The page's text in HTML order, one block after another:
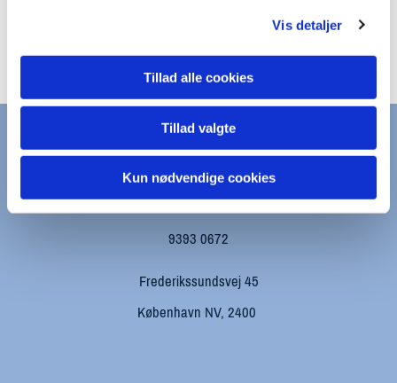
Vis detaljer
Tillad alle cookies
Tillad valgte
Kun nødvendige cookies
KONTAKT
kapernaums.sogn@km.dk
9393 0672
Frederikssundsvej 45
København NV, 2400